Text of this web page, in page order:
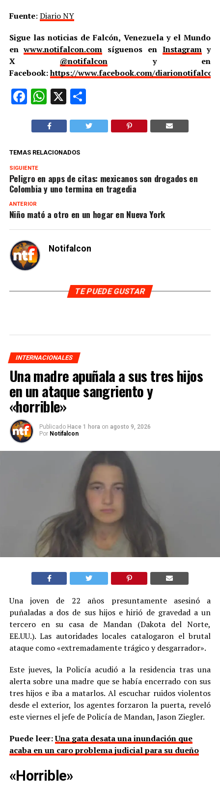
Fuente: Diario NY
Sigue las noticias de Falcón, Venezuela y el Mundo
enwww.notifalcon.com síguenos en Instagramy
X @notifalcon y en
Facebook:https://www.facebook.com/
Facebook
WhatsApp
X Compartir
TEMAS RELACIONADOS
SIGUIENTE
Peligro en apps de citas: mexicanos son drogados en
Colombia y uno termina en tragedia
ANTERIOR
Niño mató a otro en un hogar en Nueva York
Notifalcon
TE PUEDE GUSTAR
INTERNACIONALES
Una madre apuñala a sus tres hijos
en un ataque sangriento y
«horrible»
Publicado Hace 1 hora on agosto 9, 2026
Por Notifalcon
Una joven de 22 años presuntamente asesinó a
puñaladas a dos de sus hijos e hirió de gravedad a un
tercero en su casa de Mandan (Dakota del Norte,
EE.UU.). Las autoridades locales catalogaron el brutal
ataque como «extremadamente trágico y desgarrador».
Este jueves, la Policía acudió a la residencia tras una
alerta sobre una madre que se había encerrado con sus
tres hijos e iba a matarlos. Al escuchar ruidos violentos
desde el exterior, los agentes forzaron la puerta, reveló
este viernes el jefe de Policía de Mandan, Jason Ziegler.
Puede leer:Una gata desata una inundación que
acaba en un caro problema judicial para su dueño
«Horrible»